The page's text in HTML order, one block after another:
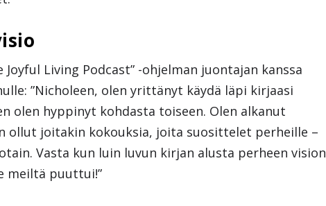
Living Podcast” -ohjelman juontajan kanssa
”Nicholeen, olen yrittänyt käydä läpi kirjaasi
olen hyppinyt kohdasta toiseen. Olen alkanut
ollut joitakin kokouksia, joita suosittelet perheille –
Vasta kun luin luvun kirjan alusta perheen vision
meiltä puuttui!”